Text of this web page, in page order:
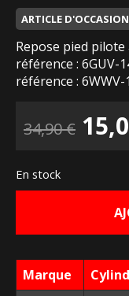
ARTICLE D'OCCASION
Repose pied
référence : 6GUV-
référence :
34,90€ Le
En stock
Marque